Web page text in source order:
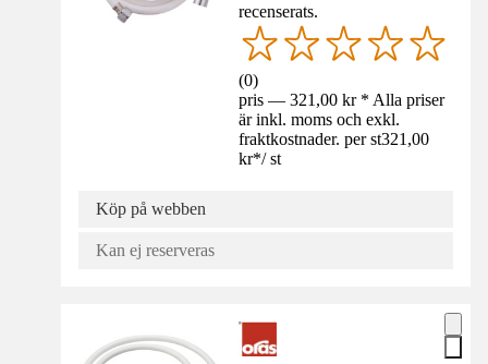
recenserats.
(0)
pris — 321,00 kr * Alla priser
är inkl. moms och exkl.
fraktkostnader. per st321,00
kr*/ st
Köp på webben
Kan ej reserveras